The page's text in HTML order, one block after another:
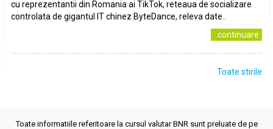
cu reprezentantii din Romania ai TikTok, reteaua de socializare
controlata de gigantul IT chinez ByteDance, releva date..
..continuare
Toate stirile
Toate informatiile referitoare la cursul valutar BNR sunt preluate de pe